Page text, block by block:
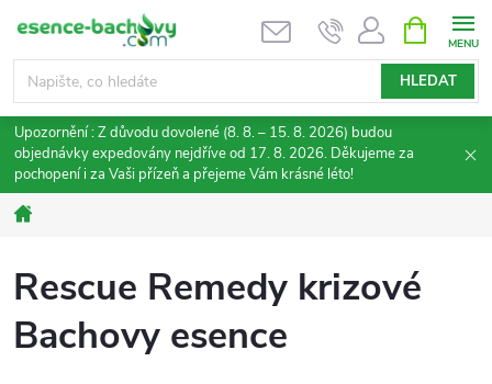
obsah
HLEDAT
NÁKUPNÍ
KOŠÍK
Upozornění : Z důvodu dovolené (8. 8. – 15. 8. 2026) budou
objednávky expedovány nejdříve od 17. 8. 2026. Děkujeme za
pochopení i za Vaši přízeň a přejeme Vám krásné léto!
Rescue Remedy krizové
Bachovy esence